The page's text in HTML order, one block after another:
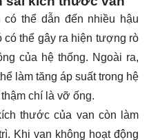
thể dẫn đến nhiều hậu
có thể gây ra hiện tượng rò
của hệ thống. Ngoài ra,
làm tăng áp suất trong hệ
chí là vỡ ống.
thước của van còn làm
Khi van không hoạt động